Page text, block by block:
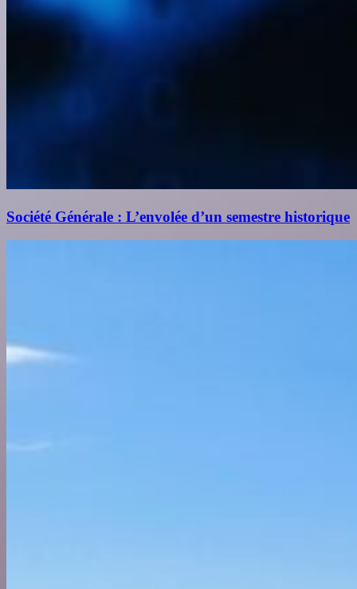
Société Générale : L’envolée d’un semestre historique